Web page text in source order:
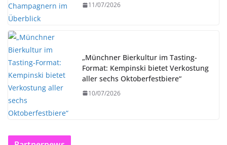
11/07/2026
„Münchner Bierkultur im Tasting-
Format: Kempinski bietet Verkostung
aller sechs Oktoberfestbiere“
10/07/2026